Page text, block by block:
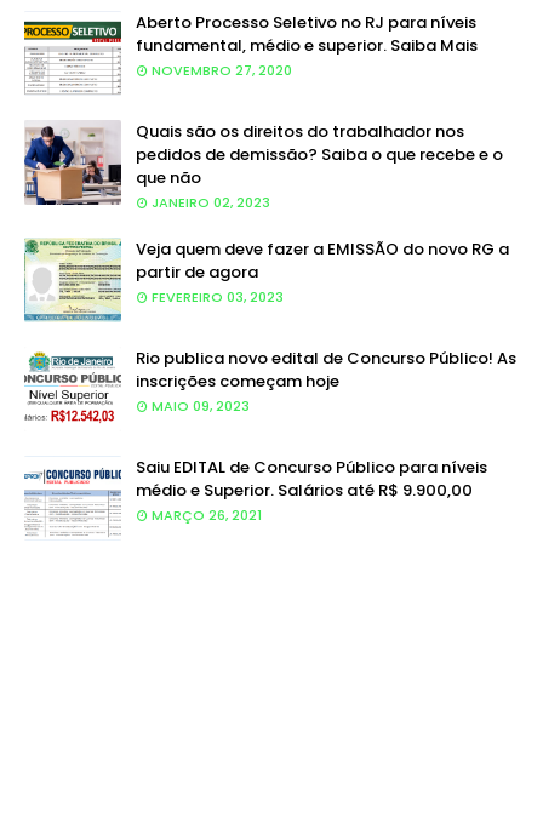
Aberto Processo Seletivo no RJ para níveis
fundamental, médio e superior. Saiba Mais
NOVEMBRO 27, 2020
Quais são os direitos do trabalhador nos
pedidos de demissão? Saiba o que recebe e o
que não
JANEIRO 02, 2023
Veja quem deve fazer a EMISSÃO do novo RG a
partir de agora
FEVEREIRO 03, 2023
Rio publica novo edital de Concurso Público! As
inscrições começam hoje
MAIO 09, 2023
Saiu EDITAL de Concurso Público para níveis
médio e Superior. Salários até R$ 9.900,00
MARÇO 26, 2021